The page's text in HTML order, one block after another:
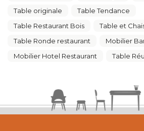
Table originale
Table Tendance
Table Restaurant Bois
Table et
Table Ronde restaurant
Mobilier
Mobilier Hotel Restaurant
Table